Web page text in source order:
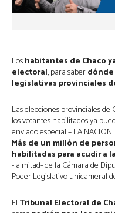
Loshabitantes de Chaco
electoral, para saber
legislativas provinciales
Las elecciones provinciales de
los votantes habilitados ya
enviado especial – LA NACION
Más de un millón de
habilitadas para acudir a
-la mitad- de la Cámara de
Poder Legislativo unicameral
El Tribunal Electoral de